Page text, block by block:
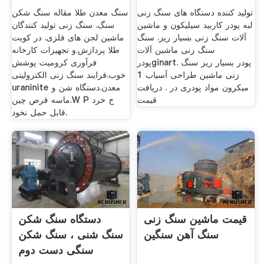
سنگ معدن طلا مقاله سنگ شکن
سنگ. سنگ زنی تولید کنندگان
ماشین لجن های فلزی. در کویت
طلا پردازش.و تجهیزات کارخانه
فرآوری کرومیت پوشش
خوب.فرایند سنگ زنی الکترولیتی
uraninite معدن.دستگاه شن و
ماسه قرص چین.W P ج خرد
قابل حمل نخود.
تولید کننده دستگاه های سنگ زنی
لبه پودر کاربید سیلیکون و ماشین
آلات سنگ زنی بسیار ریز. سنگ
سنگ زنی ماشین آلات
پودرginart. پودر بسیار ریز سنگ
زنی ماشین طراحی آسیاب 1
میکرون مواد پودری در . دریافت
قیمت
دستگاه سنگ شکن
سنگ شنی ، سنگ شکن
سنگی دست دوم
قیمت ماشین سنگ زنی
سنگ آهن سنگین